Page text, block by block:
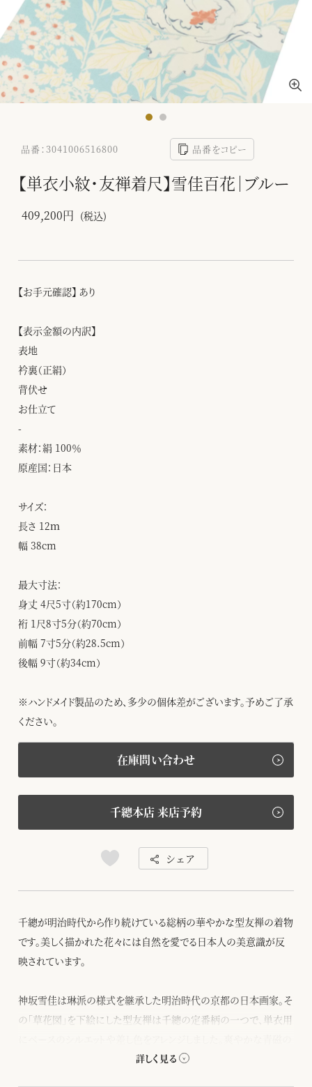
品番：3041006516800 品番をコピー
【単衣小紋・友禅着尺】雪佳百花｜ブルー
409,200円 (税込)
【お手元確認】 あり
【表示金額の内訳】
表地
衿裏（正絹）
背伏せ
お仕立て
-
素材：絹 100％
原産国：日本
サイズ：
長さ 12ｍ
幅 38cm
最大寸法：
身丈 4尺5寸（約170cm）
裄 1尺8寸5分（約70cm）
前幅 7寸5分（約28.5cm）
後幅 9寸（約34cm）
※ハンドメイド製品のため、多少の個体差がございます。予めご了承
ください。
在庫問い合わせ
千總本店 来店予約
シェア
千總が明治時代から作り続けている総柄の華やかな型友禅の着物
です。美しく描かれた花々には自然を愛でる日本人の美意識が反
映されています。
神坂雪佳は琳派の様式を継承した明治時代の京都の日本画家。そ
の「草花図」を下絵にした型友禅は千總の定番柄の一つで、単衣用
ベースに淡く色をのせた透明感のあるデザインです。お洒落着とし